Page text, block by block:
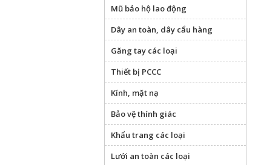
Mũ bảo hộ lao động
Dây an toàn, dây cẩu hàng
Găng tay các loại
Thiết bị PCCC
Kính, mặt nạ
Bảo vệ thính giác
Khẩu trang các loại
Lưới an toàn các loại